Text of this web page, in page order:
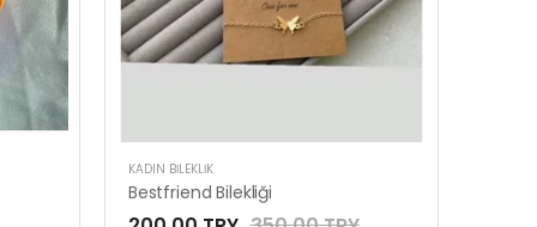
KADIN BILEKLIK
Bestfriend Bilekliği